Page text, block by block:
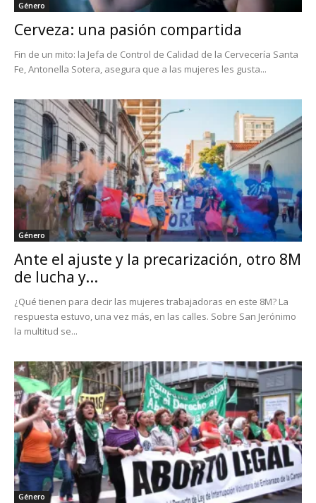
Género
Cerveza: una pasión compartida
Fin de un mito: la Jefa de Control de Calidad de la Cervecería Santa
Fe, Antonella Sotera, asegura que a las mujeres les gusta...
Género
Ante el ajuste y la precarización, otro 8M
de lucha y...
¿Qué tienen para decir las mujeres trabajadoras en este 8M? La
respuesta estuvo, una vez más, en las calles. Sobre San Jerónimo
la multitud se...
Género